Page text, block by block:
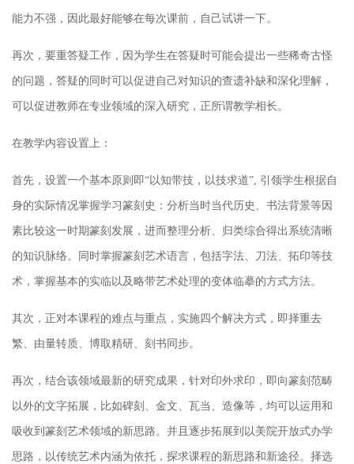
能力不强，因此最好能够在每次课前，自己试讲一下。
再次，要重答疑工作，因为学生在答疑时可能会提出一些稀奇古怪
的问题，答疑的同时可以促进自己对知识的查遗补缺和深化理解，
可以促进教师在专业领域的深入研究，正所谓教学相长。
在教学内容设置上：
首先，设置一个基本原则即“以知带技，以技求道”, 引领学生根据自
身的实际情况掌握学习篆刻史：分析当时当代历史、书法背景等因
素比较这一时期篆刻发展，进而整理分析、归类综合得出系统清晰
的知识脉络。同时掌握篆刻艺术语言，包括字法、刀法、拓印等技
术，掌握基本的实临以及略带艺术处理的变体临摹的方式方法。
其次，正对本课程的难点与重点，实施四个解决方式，即择重去
繁、由量转质、博取精研、刻书同步。
再次，结合该领域最新的研究成果，针对印外求印，即向篆刻范畴
以外的文字拓展，比如碑刻、金文、瓦当、造像等，均可以运用和
吸收到篆刻艺术领域的新思路。并且逐步拓展到以美院开放式办学
思路，以传统艺术内涵为依托，探求课程的新思路和新途径。择选